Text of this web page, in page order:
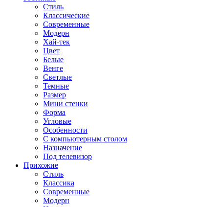
Стиль
Классические
Современные
Модерн
Хай-тек
Цвет
Белые
Венге
Светлые
Темные
Размер
Мини стенки
Форма
Угловые
Особенности
С компьютерным столом
Назначение
Под телевизор
Прихожие
Стиль
Классика
Современные
Модерн